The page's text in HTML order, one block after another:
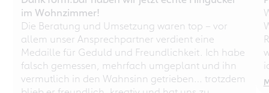
im Wohnzimmer!
Die Beratung und Umsetzung waren top – vor
allem unser Ansprechpartner verdient eine
Medaille für Geduld und Freundlichkeit. Ich habe
falsch gemessen, mehrfach umgeplant und ihn
vermutlich in den Wahnsinn getrieben… trotzdem